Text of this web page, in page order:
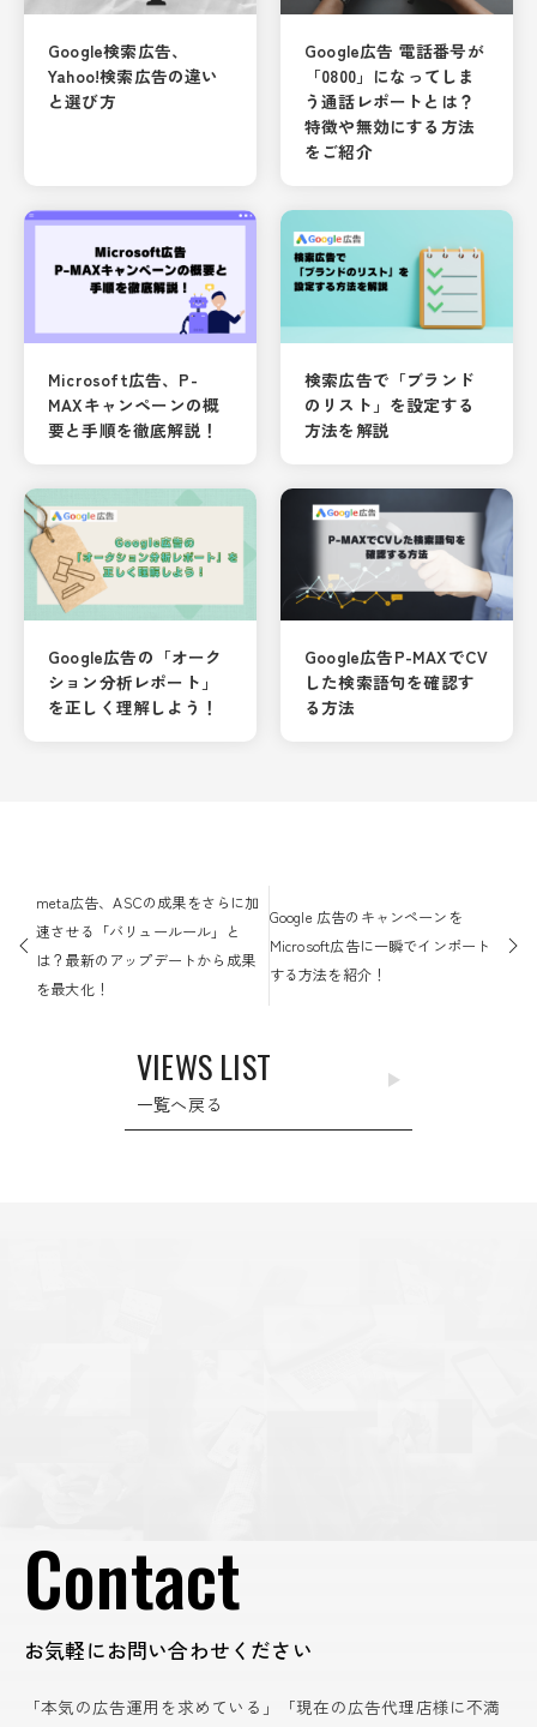
Google検索広告、
Yahoo!検索広告の違い
と選び方
Google広告 電話番号が
「0800」になってしま
う通話レポートとは？
特徴や無効にする方法
をご紹介
Microsoft広告、P-
MAXキャンペーンの概
要と手順を徹底解説！
検索広告で「ブランド
のリスト」を設定する
方法を解説
Google広告の「オーク
ション分析レポート」
を正しく理解しよう！
Google広告P-MAXでCV
した検索語句を確認す
る方法
稿
ナ
ビ
meta広告、ASCの成果をさらに加
速させる「バリュールール」と
は？最新のアップデートから成果
を最大化！
Google 広告のキャンペーンを
Microsoft広告に一瞬でインポート
する方法を紹介！
VIEWS LIST
一覧へ戻る
Contact
お気軽にお問い合わせください
「本気の広告運用を求めている」「現在の広告代理店様に不満